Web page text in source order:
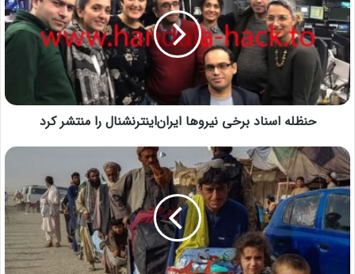
حنظله اسناد برخی نیروها ایران‌اینترنشنال را منتشر کرد